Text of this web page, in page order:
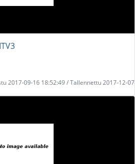
2017-09-16 18:52:49 / Tallennettu 2017-12-07